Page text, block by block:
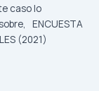
caso lo
ENCUESTA
(2021)